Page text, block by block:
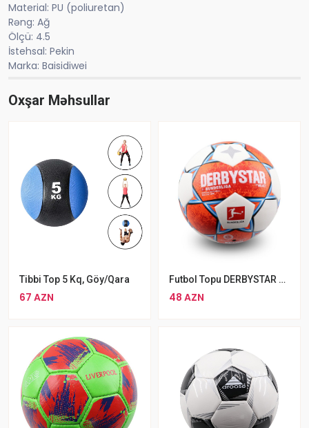
Material: PU (poliuretan)
Rəng: Ağ
Ölçü: 4.5
İstehsal: Pekin
Marka: Baisidiwei
Oxşar Məhsullar
Tibbi Top 5 Kq, Göy/qara
67 AZN
Futbol Topu DERBYSTAR Bundesliga Brilliant Replica 202122 Bundesliga Rəsmi Topu №5 Mav
48 AZN